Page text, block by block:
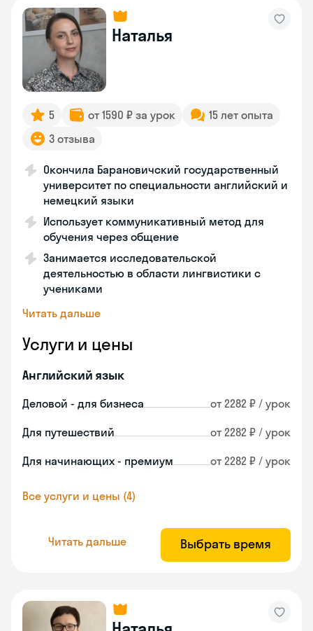
Наталья
5 от 1590 ₽ за урок
15 лет опыта
3 отзыва
Окончила Барановичский государственный
университет по специальности английский и
немецкий языки
Использует коммуникативный метод для
обучения через общение
Занимается исследовательской
деятельностью в области лингвистики с
учениками
Читать дальше
Услуги и цены
Английский язык
Деловой - для бизнеса от 2282 ₽ / урок
Для путешествий от 2282 ₽ / урок
Для начинающих - премиум от 2282 ₽ / урок
Все услуги и цены (4)
Читать дальше Выбрать время